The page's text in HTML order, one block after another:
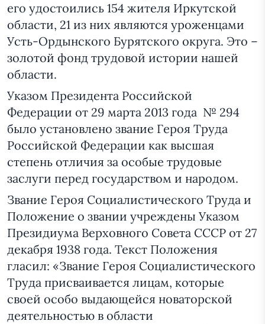
его удостоились 154 жителя Иркутской
области, 21 из них являются уроженцами
Усть-Ордынского Бурятского округа. Это –
золотой фонд трудовой истории нашей
области.
Указом Президента Российской
Федерации от 29 марта 2013 года № 294
было установлено звание Героя Труда
Российской Федерации как высшая
степень отличия за особые трудовые
заслуги перед государством и народом.
Звание Героя Социалистического Труда и
Положение о звании учреждены Указом
Президиума Верховного Совета СССР от 27
декабря 1938 года. Текст Положения
гласил: «Звание Героя Социалистического
Труда присваивается лицам, которые
своей особо выдающейся новаторской
деятельностью в области